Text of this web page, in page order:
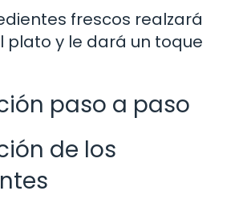
frescos realzará
plato y le dará un toque
paso a paso
de los